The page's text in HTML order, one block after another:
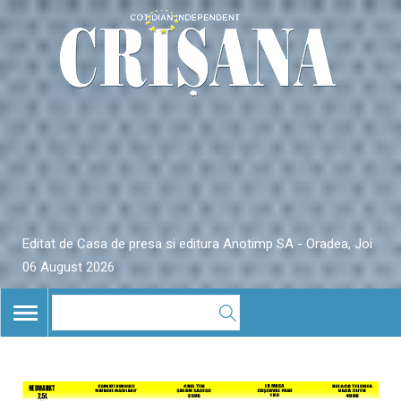
Editat de Casa de presa si editura Anotimp SA - Oradea, Joi
06 August 2026
TOGGLE
NAVIGATION